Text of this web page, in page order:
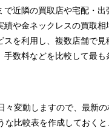
で近隣の買取店や宅配・出
績や金ネックレスの買取相
スを利用し、複数店舗で見
手数料などを比較して最も
々変動しますので、最新
な比較表を作成しておく